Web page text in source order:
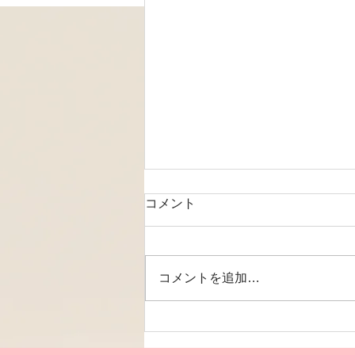
ース
コメント
コメントを追加…